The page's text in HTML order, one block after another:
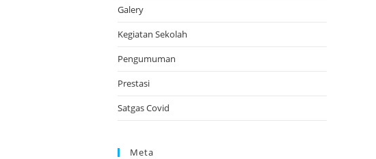
Galery
Kegiatan Sekolah
Pengumuman
Prestasi
Satgas Covid
Meta